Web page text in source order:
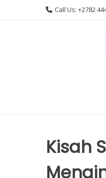
Call Us: +2782
Kisah